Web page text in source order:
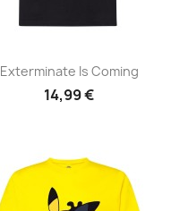
Exterminate Is Coming
14,99 €